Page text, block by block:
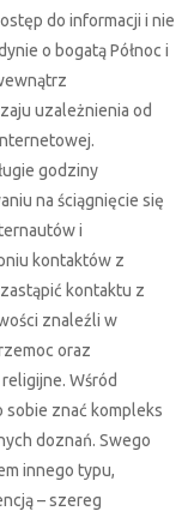
do informacji i nie
o bogatą Północ i
uzależnienia od
godziny
na ściągnięcie się
i
kontaktów z
kontaktu z
znaleźli w
oraz
Wśród
sobie znać kompleks
doznań. Swego
innego typu,
– szereg